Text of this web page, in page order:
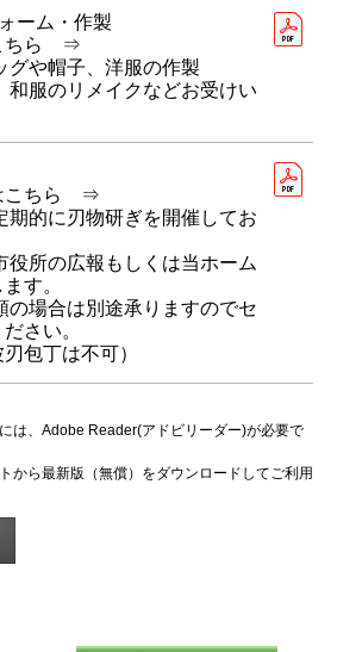
リフォーム・作製
ちら ⇒
や帽子、洋服の作製
服のリメイクなどお受けい
研ぎ
ちら ⇒
的に刃物研ぎを開催してお
所の広報もしくは当ホーム
す。
場合は別途承りますのでセ
さい。
包丁は不可）
は、Adobe Reader(アドビリーダー)が必要で
から最新版（無償）をダウンロードしてご利用